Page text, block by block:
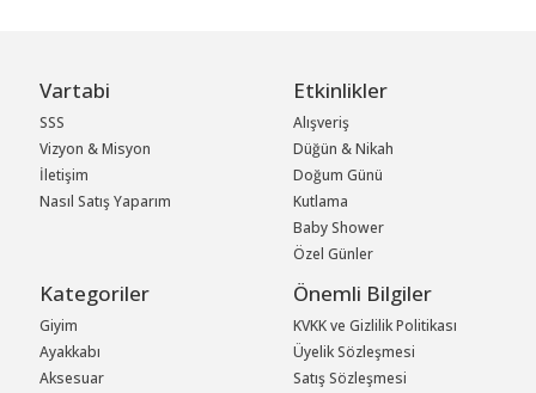
Vartabi
SSS
Vizyon & Misyon
İletişim
Nasıl Satış Yaparım
Etkinlikler
Alışveriş
Düğün & Nikah
Doğum Günü
Kutlama
Baby Shower
Özel Günler
Kategoriler
Giyim
Ayakkabı
Aksesuar
Önemli Bilgiler
KVKK ve Gizlilik Politikası
Üyelik Sözleşmesi
Satış Sözleşmesi